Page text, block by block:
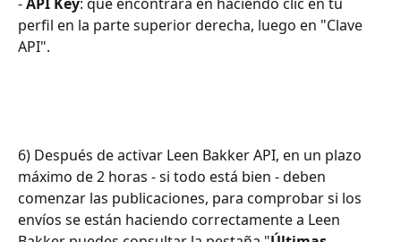
perfil en la parte superior derecha, luego en "Clave
API".
6) Después de activar Leen Bakker API, en un plazo
máximo de 2 horas - si todo está bien - deben
comenzar las publicaciones, para comprobar si los
envíos se están haciendo correctamente a Leen